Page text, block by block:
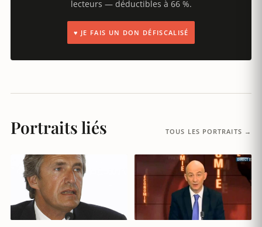
lecteurs — déductibles à 66 %.
♥ JE FAIS UN DON DÉFISCALISÉ
Portraits liés TOUS LES PORTRAITS →